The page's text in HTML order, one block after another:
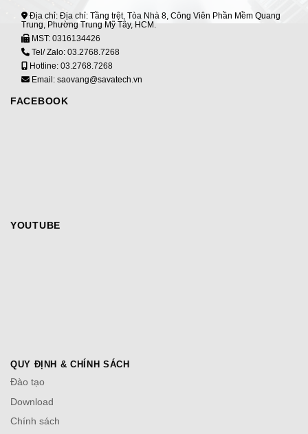
Địa chỉ: Địa chỉ: Tầng trệt, Tòa Nhà 8, Công Viên Phần Mềm Quang
Trung, Phường Trung Mỹ Tây, HCM.
MST: 0316134426
Tel/ Zalo: 03.2768.7268
Hotline: 03.2768.7268
Email: saovang@savatech.vn
FACEBOOK
YOUTUBE
QUY ĐỊNH & CHÍNH SÁCH
Đào tạo
Download
Chính sách